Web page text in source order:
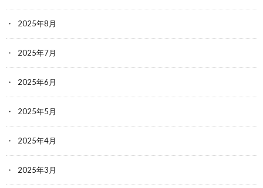
2025年8月
2025年7月
2025年6月
2025年5月
2025年4月
2025年3月